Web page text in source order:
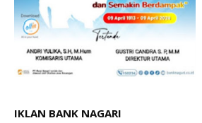
IKLAN BANK NAGARI